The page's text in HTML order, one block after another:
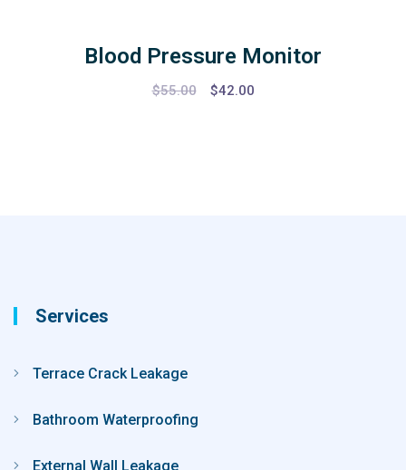
Blood Pressure Monitor
$55.00 $42.00
Services
Terrace Crack Leakage
Bathroom Waterproofing
External Wall Leakage